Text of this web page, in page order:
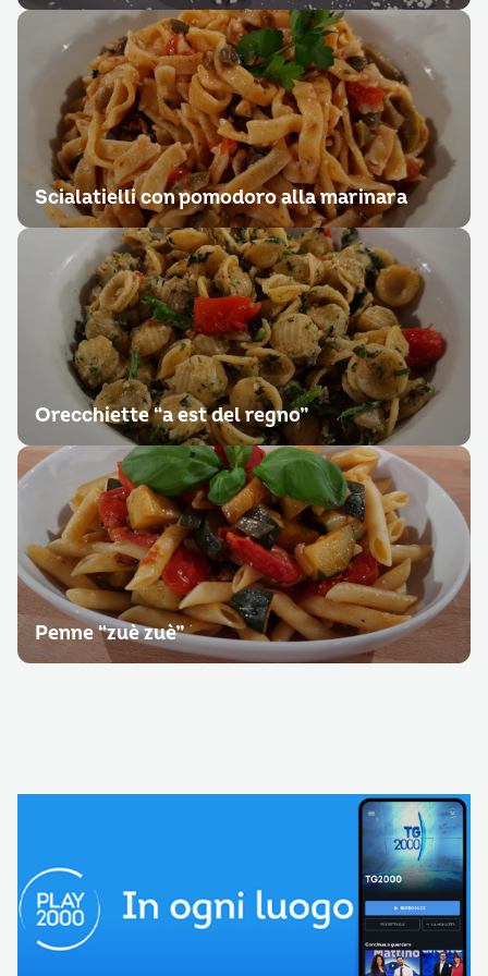
Scialatielli con pomodoro alla marinara
Orecchiette “a est del regno”
Penne “zuè zuè”